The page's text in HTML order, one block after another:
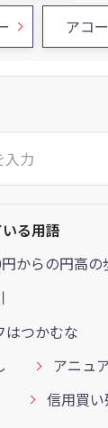
アコ
る用語
からの円高の
はつかむな
アニュ
信用買